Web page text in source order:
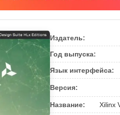
Издатель:
Год выпуска:
Язык интерфейса:
Версия:
Название: Xilinx